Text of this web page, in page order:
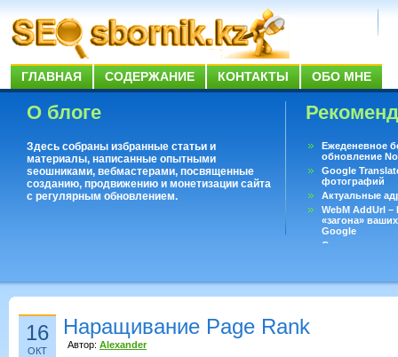
ГЛАВНАЯ СОДЕРЖАНИЕ КОНТАКТЫ ОБО МНЕ
О блоге
Здесь собраны избранные статьи и
материалы, написанные опытными
seoшниками, вебмастерами, посвященные
созданию, продвижению и монетизации сайта
с регулярным обновлением.
Ежеденевное
обновление
Google
фотографий
Актуальные
WebM AddUrl
«загона»
Google
Существует
16
ОКТ
Наращивание Page Rank
Автор: Alexander